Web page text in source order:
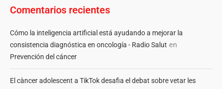
Comentarios recientes
Cómo la inteligencia artificial está ayudando a mejorar la
consistencia diagnóstica en oncología - Radio Salut en
Prevención del cáncer
El càncer adolescent a TikTok desafia el debat sobre vetar les